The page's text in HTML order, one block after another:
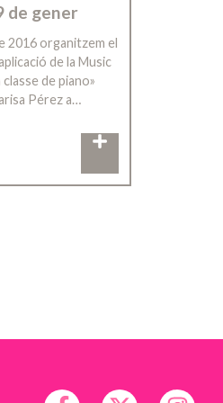
de gener
2016 organitzem el
de la Music
de piano»
Pérez a…